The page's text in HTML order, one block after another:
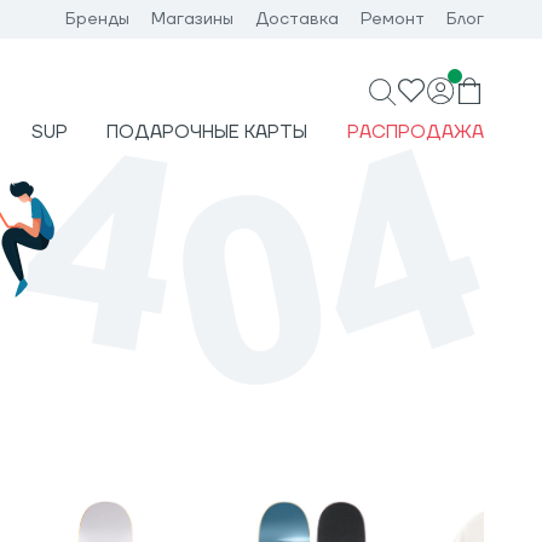
Бренды Магазины Доставка Ремонт Блог
SUP ПОДАРОЧНЫЕ КАРТЫ РАСПРОДАЖА